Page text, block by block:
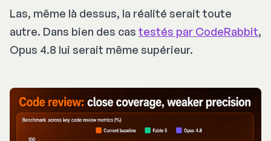
Las, même là dessus, la réalité serait toute
autre. Dans bien des cas testés par CodeRabbit,
Opus 4.8 lui serait même supérieur.